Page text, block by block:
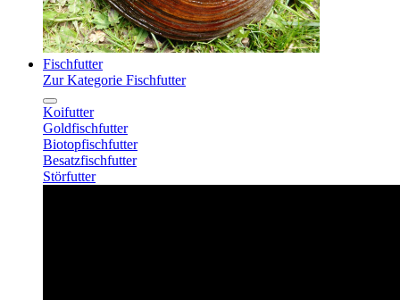
Fischfutter
Zur Kategorie Fischfutter
Koifutter
Goldfischfutter
Biotopfischfutter
Besatzfischfutter
Störfutter